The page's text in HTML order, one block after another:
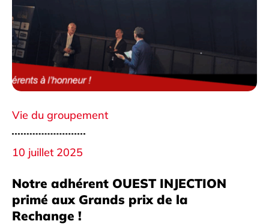
Vie du groupement
10 juillet 2025
Notre adhérent OUEST INJECTION
primé aux Grands prix de la
Rechange !